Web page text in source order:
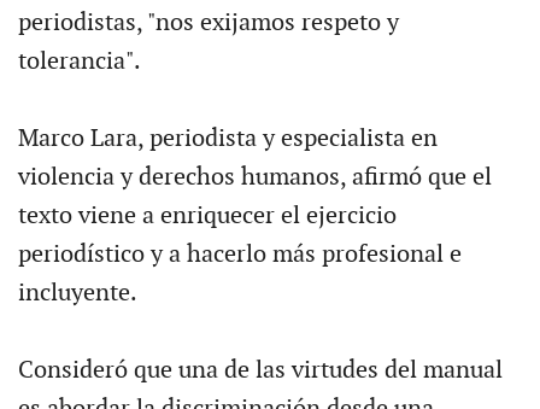
periodistas, "nos exijamos respeto y
tolerancia".
Marco Lara, periodista y especialista en
violencia y derechos humanos, afirmó que el
texto viene a enriquecer el ejercicio
periodístico y a hacerlo más profesional e
incluyente.
Consideró que una de las virtudes del manual